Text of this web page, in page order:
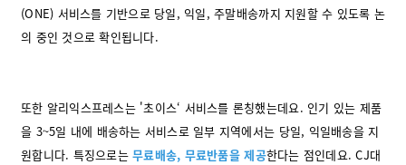
(ONE) 서비스를 기반으로 당일, 익일, 주말배송까지 지원할 수 있도록 논
의 중인 것으로 확인됩니다.
또한 알리익스프레스는 '초이스‘ 서비스를 론칭했는데요. 인기 있는 제품
을 3~5일 내에 배송하는 서비스로 일부 지역에서는 당일, 익일배송을 지
원합니다. 특징으로는무료배송, 무료반품을 제공한다는 점인데요. CJ대